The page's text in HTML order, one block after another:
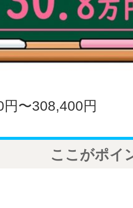
〜308,400円
ここがポイ